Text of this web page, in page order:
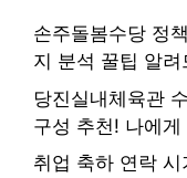
손주돌봄수당 정
지 분석 꿀팁 알려
당진실내체육관
구성 추천! 나에
취업 축하 연락